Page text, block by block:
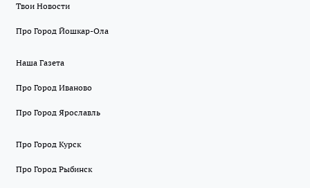
Твои Новости
Про Город Йошкар-Ола
Наша Газета
Про Город Иваново
Про Город Ярославль
Про Город Курск
Про Город Рыбинск